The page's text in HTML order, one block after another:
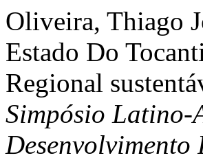
Oliveira, Thiago
Estado Do
Regional
Simpósio Latino-
Desenvolvimento